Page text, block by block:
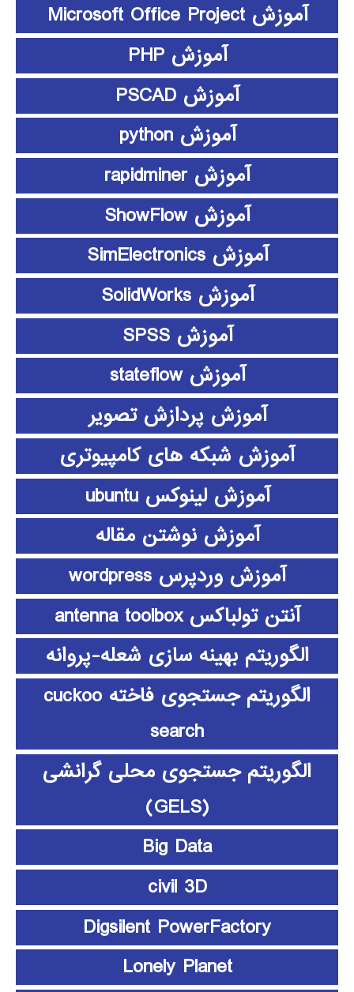
آموزش Microsoft Office Project
آموزش PHP
آموزش PSCAD
آموزش python
آموزش rapidminer
آموزش ShowFlow
آموزش SimElectronics
آموزش SolidWorks
آموزش SPSS
آموزش stateflow
آموزش پردازش تصویر
آموزش شبکه های کامپیوتری
آموزش لینوکس ubuntu
آموزش نوشتن مقاله
آموزش وردپرس wordpress
آنتن تولباکس antenna toolbox
الگوریتم بهینه سازی شعله-پروانه
الگوریتم جستجوی فاخته cuckoo
search
الگوریتم جستجوی محلی گرانشی
(GELS)
Big Data
civil 3D
Digsilent PowerFactory
Lonely Planet